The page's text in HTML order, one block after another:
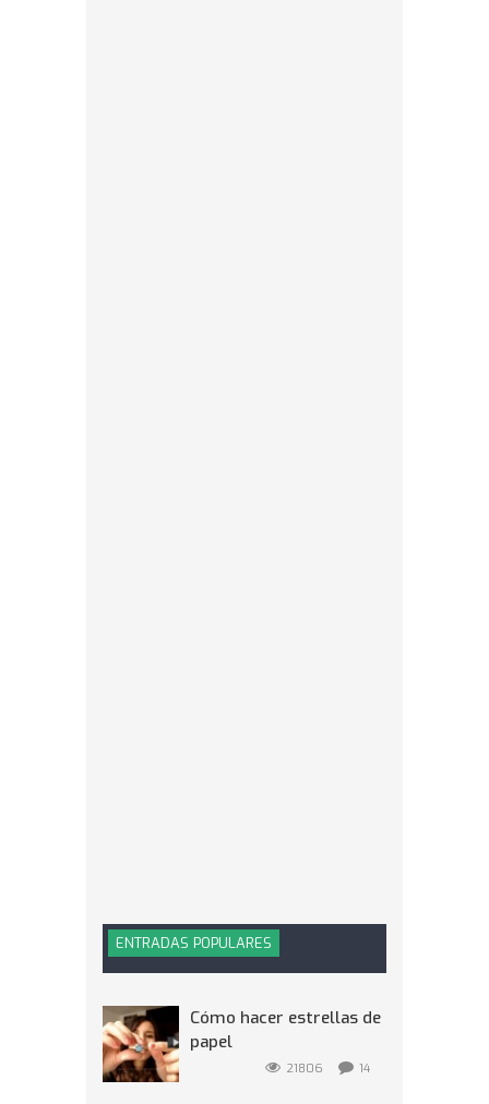
ENTRADAS POPULARES
Cómo hacer estrellas de
papel
21806 14